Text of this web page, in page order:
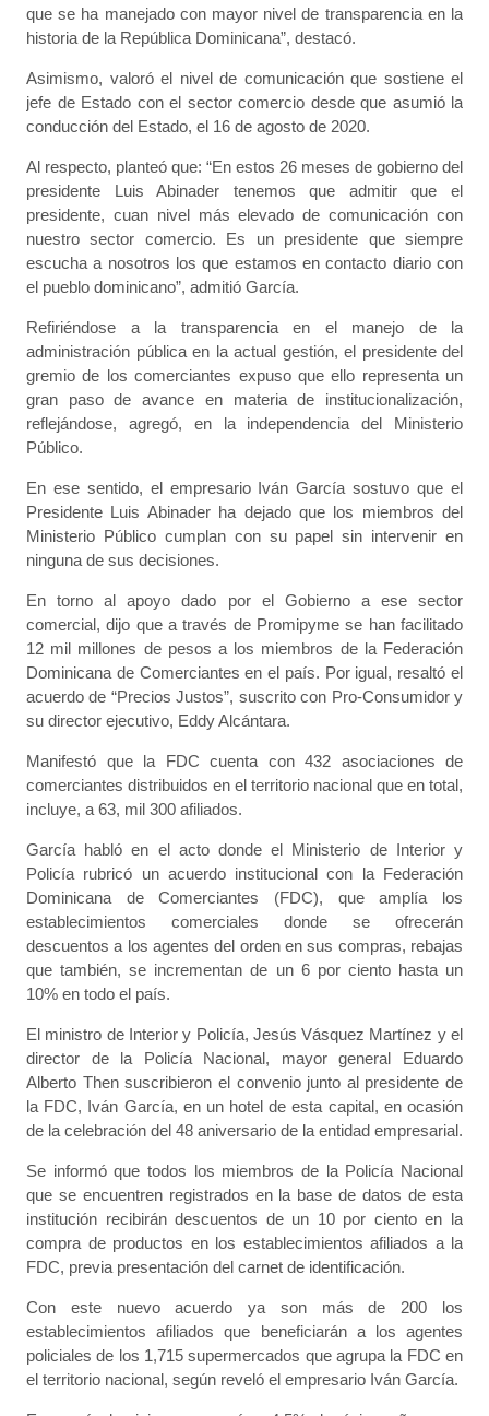
que se ha manejado con mayor nivel de transparencia en la
historia de la República Dominicana”, destacó.
Asimismo, valoró el nivel de comunicación que sostiene el
jefe de Estado con el sector comercio desde que asumió la
conducción del Estado, el 16 de agosto de 2020.
Al respecto, planteó que: “En estos 26 meses de gobierno del
presidente Luis Abinader tenemos que admitir que el
presidente, cuan nivel más elevado de comunicación con
nuestro sector comercio. Es un presidente que siempre
escucha a nosotros los que estamos en contacto diario con
el pueblo dominicano”, admitió García.
Refiriéndose a la transparencia en el manejo de la
administración pública en la actual gestión, el presidente del
gremio de los comerciantes expuso que ello representa un
gran paso de avance en materia de institucionalización,
reflejándose, agregó, en la independencia del Ministerio
Público.
En ese sentido, el empresario Iván García sostuvo que el
Presidente Luis Abinader ha dejado que los miembros del
Ministerio Público cumplan con su papel sin intervenir en
ninguna de sus decisiones.
En torno al apoyo dado por el Gobierno a ese sector
comercial, dijo que a través de Promipyme se han facilitado
12 mil millones de pesos a los miembros de la Federación
Dominicana de Comerciantes en el país. Por igual, resaltó el
acuerdo de “Precios Justos”, suscrito con Pro-Consumidor y
su director ejecutivo, Eddy Alcántara.
Manifestó que la FDC cuenta con 432 asociaciones de
comerciantes distribuidos en el territorio nacional que en total,
incluye, a 63, mil 300 afiliados.
García habló en el acto donde el Ministerio de Interior y
Policía rubricó un acuerdo institucional con la Federación
Dominicana de Comerciantes (FDC), que amplía los
establecimientos comerciales donde se ofrecerán
descuentos a los agentes del orden en sus compras, rebajas
que también, se incrementan de un 6 por ciento hasta un
10% en todo el país.
El ministro de Interior y Policía, Jesús Vásquez Martínez y el
director de la Policía Nacional, mayor general Eduardo
Alberto Then suscribieron el convenio junto al presidente de
la FDC, Iván García, en un hotel de esta capital, en ocasión
de la celebración del 48 aniversario de la entidad empresarial.
Se informó que todos los miembros de la Policía Nacional
que se encuentren registrados en la base de datos de esta
institución recibirán descuentos de un 10 por ciento en la
compra de productos en los establecimientos afiliados a la
FDC, previa presentación del carnet de identificación.
Con este nuevo acuerdo ya son más de 200 los
establecimientos afiliados que beneficiarán a los agentes
policiales de los 1,715 supermercados que agrupa la FDC en
el territorio nacional, según reveló el empresario Iván García.